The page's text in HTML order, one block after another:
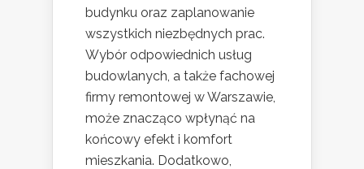
budynku oraz zaplanowanie
wszystkich niezbędnych prac.
Wybór odpowiednich usług
budowlanych, a także fachowej
firmy remontowej w Warszawie,
może znacząco wpłynąć na
końcowy efekt i komfort
mieszkania. Dodatkowo,